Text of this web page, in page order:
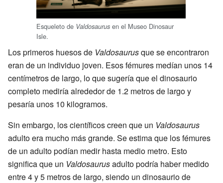
Esqueleto de Valdosaurus en el Museo Dinosaur
Isle.
Los primeros huesos de Valdosaurusque se encontraron
eran de un individuo joven. Esos fémures medían unos 14
centímetros de largo, lo que sugería que el dinosaurio
completo mediría alrededor de 1.2 metros de largo y
pesaría unos 10 kilogramos.
Sin embargo, los científicos creen que un Valdosaurus
adulto era mucho más grande. Se estima que los fémures
de un adulto podían medir hasta medio metro. Esto
significa que un Valdosaurusadulto podría haber medido
entre 4 y 5 metros de largo, siendo un dinosaurio de